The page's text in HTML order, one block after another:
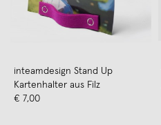
inteamdesign Stand Up
Kartenhalter aus Filz
€ 7,00